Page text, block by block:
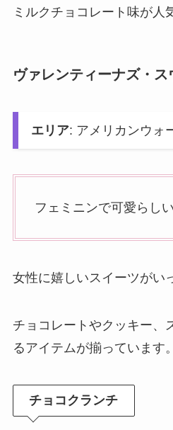
ミルクチョコレート味が人
ヴァレンティーナズ・ス
エリア: アメリカンウォ
フェミニンで可愛らし
女性に嬉しいスイーツがい
チョコレートやクッキー、
るアイテムが揃っています。
チョコクランチ